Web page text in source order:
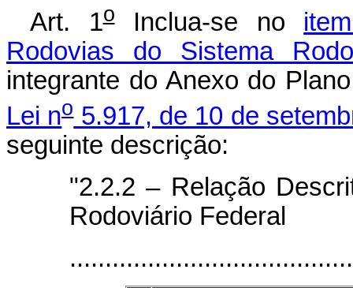
Art. 1oInclua-se no
Rodovias do Sistema
integrante do Anexo do
Lei no5.917, de 10 de
seguinte descrição:
"2.2.2 – Relação
Rodoviário Federal